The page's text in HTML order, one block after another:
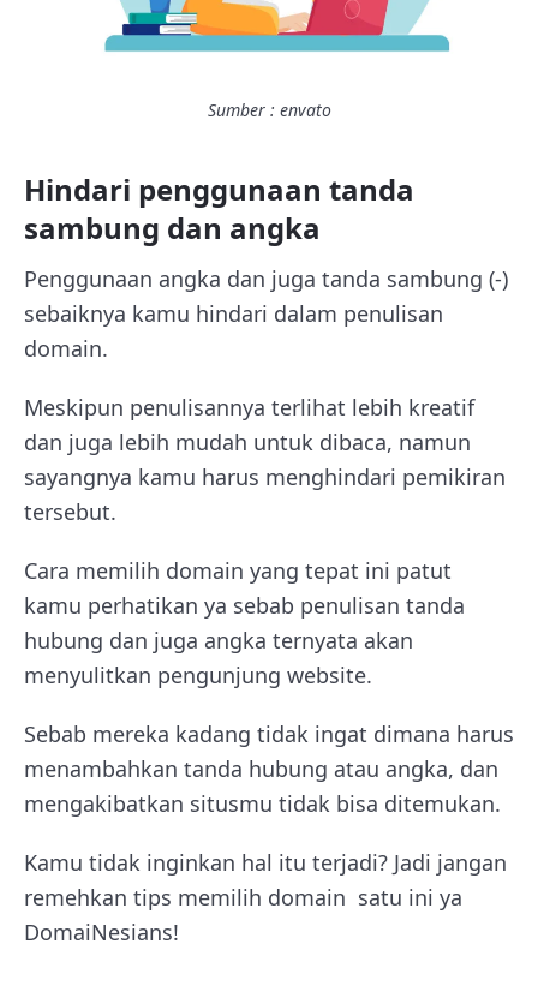
Sumber : envato
Hindari penggunaan tanda
sambung dan angka
Penggunaan angka dan juga tanda sambung (-)
sebaiknya kamu hindari dalam penulisan
domain.
Meskipun penulisannya terlihat lebih kreatif
dan juga lebih mudah untuk dibaca, namun
sayangnya kamu harus menghindari pemikiran
tersebut.
Cara memilih domain yang tepat ini patut
kamu perhatikan ya sebab penulisan tanda
hubung dan juga angka ternyata akan
menyulitkan pengunjung website.
Sebab mereka kadang tidak ingat dimana harus
menambahkan tanda hubung atau angka, dan
mengakibatkan situsmu tidak bisa ditemukan.
Kamu tidak inginkan hal itu terjadi? Jadi jangan
remehkan tips memilih domain satu ini ya
DomaiNesians!